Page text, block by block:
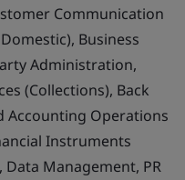
Communication
Business
Administration,
(Collections), Back
Accounting Operations
Instruments
Management, PR